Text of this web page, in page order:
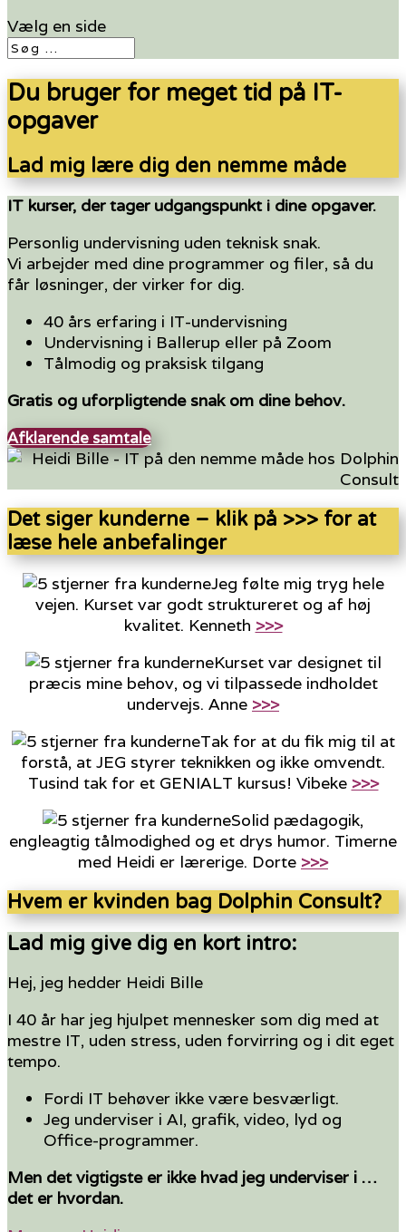
Vælg en side
Du bruger for meget tid på IT-
opgaver
Lad mig lære dig den nemme måde
IT kurser, der tager udgangspunkt i dine opgaver.
Personlig undervisning uden teknisk snak.
Vi arbejder med dine programmer og filer, så du
får løsninger, der virker for dig.
40 års erfaring i IT-undervisning
Undervisning i Ballerup eller på Zoom
Tålmodig og praksisk tilgang
Gratis og uforpligtende snak om dine behov.
Afklarende samtale
Det siger kunderne – klik på >>> for at
læse hele anbefalinger
Jeg følte mig tryg hele
vejen. Kurset var godt struktureret og af høj
kvalitet. Kenneth >>>
Kurset var designet til
præcis mine behov, og vi tilpassede indholdet
undervejs. Anne >>>
Tak for at du fik mig til at
forstå, at JEG styrer teknikken og ikke omvendt.
Tusind tak for et GENIALT kursus! Vibeke >>>
Solid pædagogik,
engleagtig tålmodighed og et drys humor. Timerne
med Heidi er lærerige. Dorte >>>
Hvem er kvinden bag Dolphin Consult?
Lad mig give dig en kort intro:
Hej, jeg hedder Heidi Bille
I 40 år har jeg hjulpet mennesker som dig med at
mestre IT, uden stress, uden forvirring og i dit eget
tempo.
Fordi IT behøver ikke være besværligt.
Jeg underviser i AI, grafik, video, lyd og
Office-programmer.
Men det vigtigste er ikke hvad jeg underviser i …
det er hvordan.